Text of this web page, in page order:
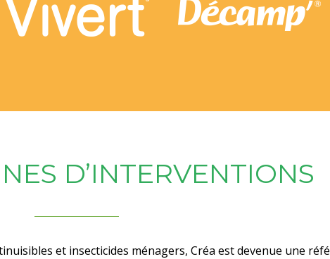
D’INTERVENTIONS
et insecticides ménagers, Créa est devenue une